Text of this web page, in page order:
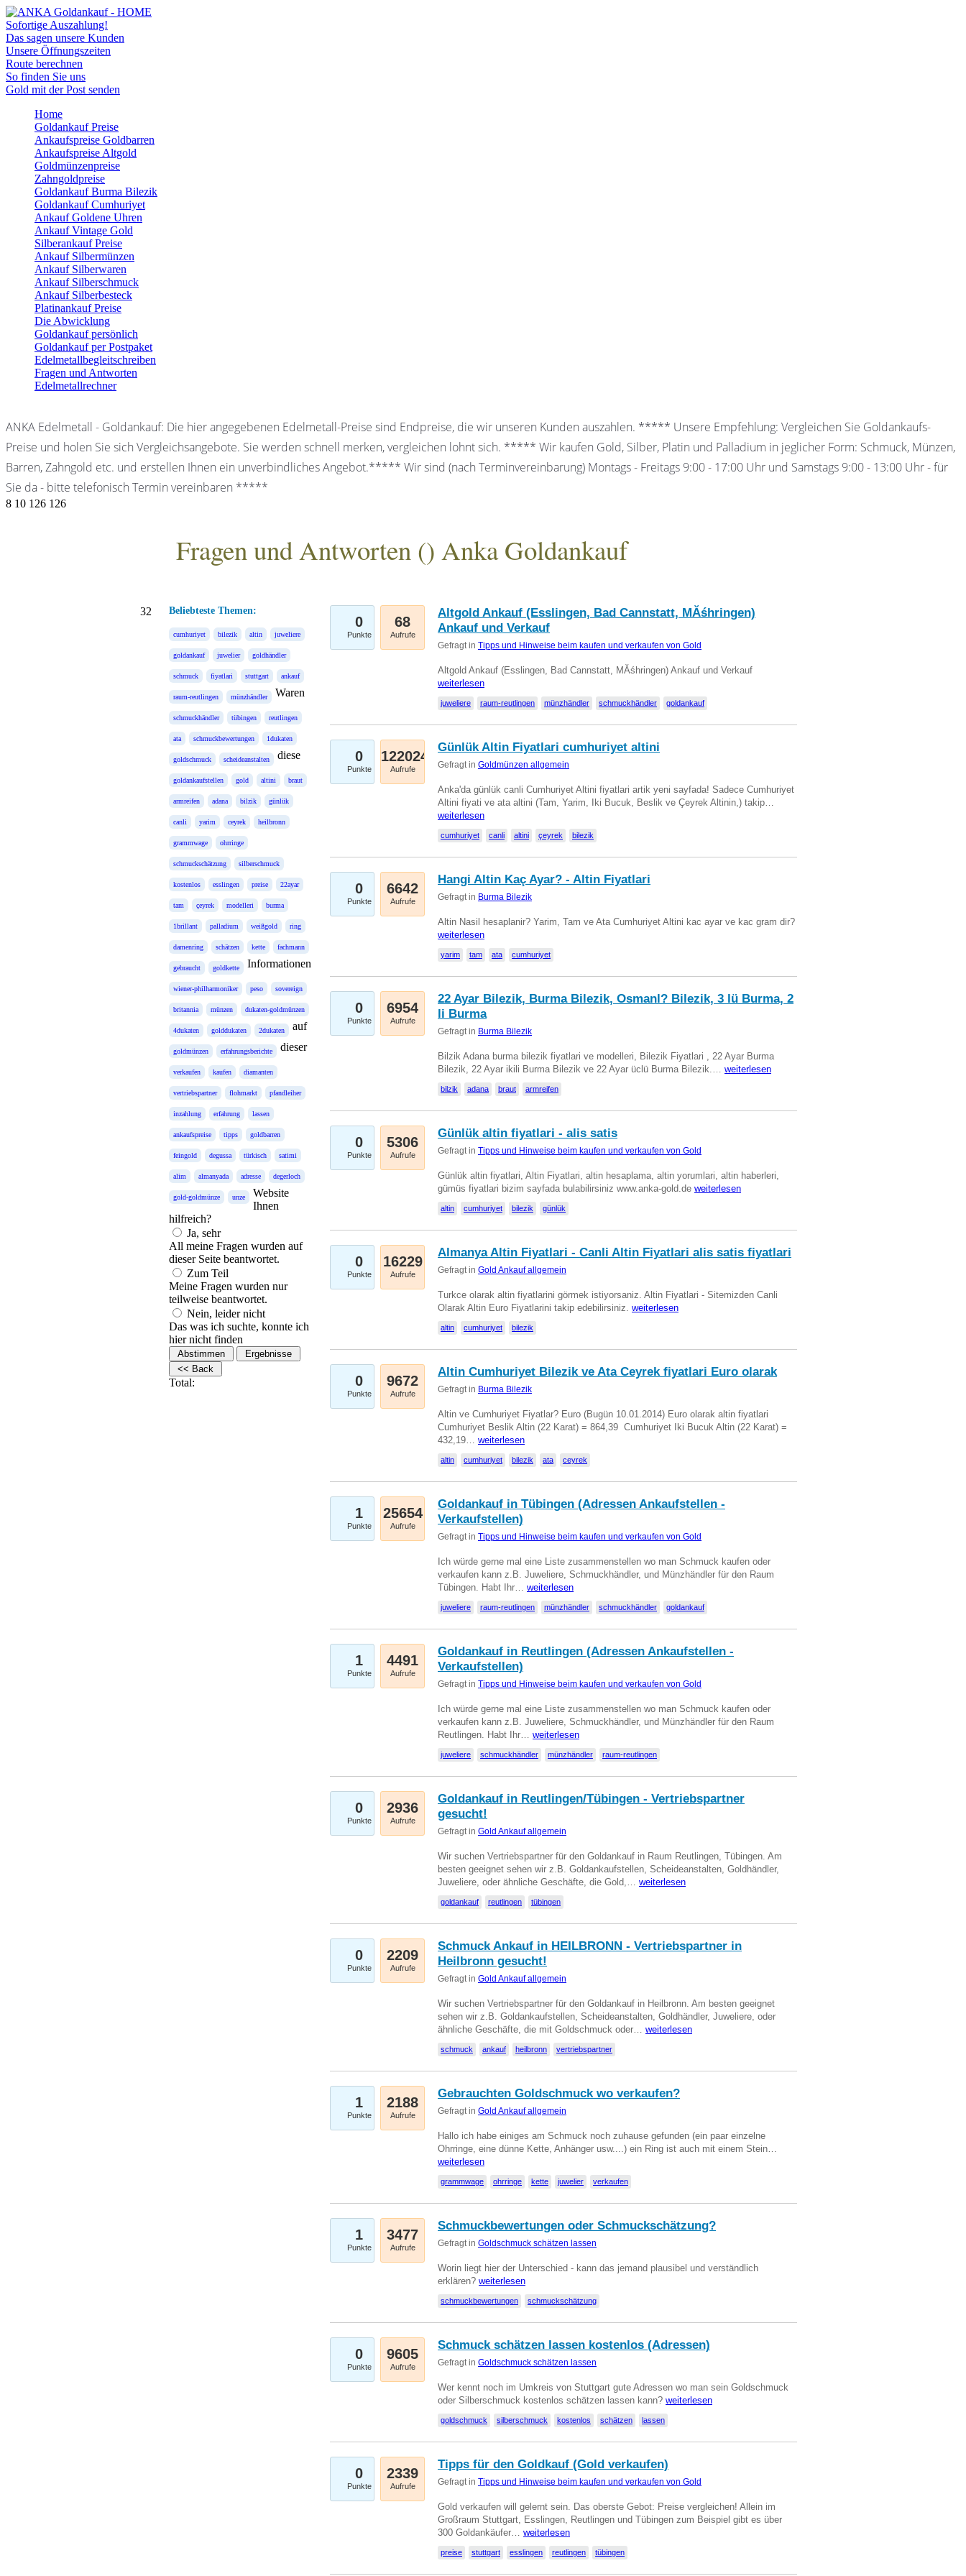
Sofortige Auszahlung!
Das sagen unsere Kunden
Unsere Öffnungszeiten
Route berechnen
So finden Sie uns
Gold mit der Post senden
Home
Goldankauf Preise
Ankaufspreise Goldbarren
Ankaufspreise Altgold
Goldmünzenpreise
Zahngoldpreise
Goldankauf Burma Bilezik
Goldankauf Cumhuriyet
Ankauf Goldene Uhren
Ankauf Vintage Gold
Silberankauf Preise
Ankauf Silbermünzen
Ankauf Silberwaren
Ankauf Silberschmuck
Ankauf Silberbesteck
Platinankauf Preise
Die Abwicklung
Goldankauf persönlich
Goldankauf per Postpaket
Edelmetallbegleitschreiben
Fragen und Antworten
Edelmetallrechner
ANKA Edelmetall - Goldankauf: Die hier angegebenen Edelmetall-Preise sind Endpreise, die wir unseren Kunden auszahlen. ***** Unsere Empfehlung: Vergleichen Sie Goldankaufs-
Preise und holen Sie sich Vergleichsangebote. Sie werden schnell merken, vergleichen lohnt sich. ***** Wir kaufen Gold, Silber, Platin und Palladium in jeglicher Form: Schmuck, Münzen,
Barren, Zahngold etc. und erstellen Ihnen ein unverbindliches Angebot.***** Wir sind (nach Terminvereinbarung) Montags - Freitags 9:00 - 17:00 Uhr und Samstags 9:00 - 13:00 Uhr - für
Sie da - bitte telefonisch Termin vereinbaren *****
8 10 126 126
Fragen und Antworten () Anka Goldankauf
Beliebteste Themen:
cumhuriyet bilezik altin juweliere
goldankauf juwelier goldhändler
schmuck fiyatlari stuttgart ankauf
raum-reutlingen münzhändler
schmuckhändler tübingen reutlingen
ata schmuckbewertungen 1dukaten
goldschmuck scheideanstalten
goldankaufstellen gold altini braut
armreifen adana bilzik günlük
canli yarim ceyrek heilbronn
grammwage ohrringe
schmuckschätzung silberschmuck
kostenlos esslingen preise 22ayar
tam çeyrek modelleri burma
1brillant palladium weißgold ring
damenring schätzen kette fachmann
gebraucht goldkette
wiener-philharmoniker peso sovereign
britannia münzen dukaten-goldmünzen
4dukaten golddukaten 2dukaten
goldmünzen erfahrungsberichte
verkaufen kaufen diamanten
vertriebspartner flohmarkt pfandleiher
inzahlung erfahrung lassen
ankaufspreise tipps goldbarren
feingold degussa türkisch satimi
alim almanyada adresse degerloch
gold-goldmünze unze
Waren
diese
Informationen
auf
dieser
Website
Ihnen
hilfreich?
Ja, sehr
All meine Fragen wurden auf
dieser Seite beantwortet.
Zum Teil
Meine Fragen wurden nur
teilweise beantwortet.
Nein, leider nicht
Das was ich suchte, konnte ich
hier nicht finden
Total:
0
Punkte
68
Aufrufe
Altgold Ankauf (Esslingen, Bad Cannstatt, MĂśhringen)
Ankauf und Verkauf
Gefragt in Tipps und Hinweise beim kaufen und verkaufen von Gold
Altgold Ankauf (Esslingen, Bad Cannstatt, MĂśhringen) Ankauf und Verkauf
weiterlesen
juweliere raum-reutlingen münzhändler schmuckhändler goldankauf
0
Punkte
122024
Aufrufe
Günlük Altin Fiyatlari cumhuriyet altini
Gefragt in Goldmünzen allgemein
Anka'da günlük canli Cumhuriyet Altini fiyatlari artik yeni sayfada! Sadece Cumhuriyet
Altini fiyati ve ata altini (Tam, Yarim, Iki Bucuk, Beslik ve Çeyrek Altinin,) takip…
weiterlesen
cumhuriyet canli altini çeyrek bilezik
0
Punkte
6642
Aufrufe
Hangi Altin Kaç Ayar? - Altin Fiyatlari
Gefragt in Burma Bilezik
Altin Nasil hesaplanir? Yarim, Tam ve Ata Cumhuriyet Altini kac ayar ve kac gram dir?
weiterlesen
yarim tam ata cumhuriyet
0
Punkte
6954
Aufrufe
22 Ayar Bilezik, Burma Bilezik, Osmanl? Bilezik, 3 lü Burma, 2
li Burma
Gefragt in Burma Bilezik
Bilzik Adana burma bilezik fiyatlari ve modelleri, Bilezik Fiyatlari , 22 Ayar Burma
Bilezik, 22 Ayar ikili Burma Bilezik ve 22 Ayar üclü Burma Bilezik.… weiterlesen
bilzik adana braut armreifen
0
Punkte
5306
Aufrufe
Günlük altin fiyatlari - alis satis
Gefragt in Tipps und Hinweise beim kaufen und verkaufen von Gold
Günlük altin fiyatlari, Altin Fiyatlari, altin hesaplama, altin yorumlari, altin haberleri,
gümüs fiyatlari bizim sayfada bulabilirsiniz www.anka-gold.de weiterlesen
altin cumhuriyet bilezik günlük
0
Punkte
16229
Aufrufe
Almanya Altin Fiyatlari - Canli Altin Fiyatlari alis satis fiyatlari
Gefragt in Gold Ankauf allgemein
Turkce olarak altin fiyatlarini görmek istiyorsaniz. Altin Fiyatlari - Sitemizden Canli
Olarak Altin Euro Fiyatlarini takip edebilirsiniz. weiterlesen
altin cumhuriyet bilezik
0
Punkte
9672
Aufrufe
Altin Cumhuriyet Bilezik ve Ata Ceyrek fiyatlari Euro olarak
Gefragt in Burma Bilezik
Altin ve Cumhuriyet Fiyatlar? Euro (Bugün 10.01.2014) Euro olarak altin fiyatlari
Cumhuriyet Beslik Altin (22 Karat) = 864,39  Cumhuriyet Iki Bucuk Altin (22 Karat) =
432,19… weiterlesen
altin cumhuriyet bilezik ata ceyrek
1
Punkte
25654
Aufrufe
Goldankauf in Tübingen (Adressen Ankaufstellen -
Verkaufstellen)
Gefragt in Tipps und Hinweise beim kaufen und verkaufen von Gold
Ich würde gerne mal eine Liste zusammenstellen wo man Schmuck kaufen oder
verkaufen kann z.B. Juweliere, Schmuckhändler, und Münzhändler für den Raum
Tübingen. Habt Ihr… weiterlesen
juweliere raum-reutlingen münzhändler schmuckhändler goldankauf
1
Punkte
4491
Aufrufe
Goldankauf in Reutlingen (Adressen Ankaufstellen -
Verkaufstellen)
Gefragt in Tipps und Hinweise beim kaufen und verkaufen von Gold
Ich würde gerne mal eine Liste zusammenstellen wo man Schmuck kaufen oder
verkaufen kann z.B. Juweliere, Schmuckhändler, und Münzhändler für den Raum
Reutlingen. Habt Ihr… weiterlesen
juweliere schmuckhändler münzhändler raum-reutlingen
0
Punkte
2936
Aufrufe
Goldankauf in Reutlingen/Tübingen - Vertriebspartner
gesucht!
Gefragt in Gold Ankauf allgemein
Wir suchen Vertriebspartner für den Goldankauf in Raum Reutlingen, Tübingen. Am
besten geeignet sehen wir z.B. Goldankaufstellen, Scheideanstalten, Goldhändler,
Juweliere, oder ähnliche Geschäfte, die Gold,… weiterlesen
goldankauf reutlingen tübingen
0
Punkte
2209
Aufrufe
Schmuck Ankauf in HEILBRONN - Vertriebspartner in
Heilbronn gesucht!
Gefragt in Gold Ankauf allgemein
Wir suchen Vertriebspartner für den Goldankauf in Heilbronn. Am besten geeignet
sehen wir z.B. Goldankaufstellen, Scheideanstalten, Goldhändler, Juweliere, oder
ähnliche Geschäfte, die mit Goldschmuck oder… weiterlesen
schmuck ankauf heilbronn vertriebspartner
1
Punkte
2188
Aufrufe
Gebrauchten Goldschmuck wo verkaufen?
Gefragt in Gold Ankauf allgemein
Hallo ich habe einiges am Schmuck noch zuhause gefunden (ein paar einzelne
Ohrringe, eine dünne Kette, Anhänger usw....) ein Ring ist auch mit einem Stein…
weiterlesen
grammwage ohrringe kette juwelier verkaufen
1
Punkte
3477
Aufrufe
Schmuckbewertungen oder Schmuckschätzung?
Gefragt in Goldschmuck schätzen lassen
Worin liegt hier der Unterschied - kann das jemand plausibel und verständlich
erklären? weiterlesen
schmuckbewertungen schmuckschätzung
0
Punkte
9605
Aufrufe
Schmuck schätzen lassen kostenlos (Adressen)
Gefragt in Goldschmuck schätzen lassen
Wer kennt noch im Umkreis von Stuttgart gute Adressen wo man sein Goldschmuck
oder Silberschmuck kostenlos schätzen lassen kann? weiterlesen
goldschmuck silberschmuck kostenlos schätzen lassen
0
Punkte
2339
Aufrufe
Tipps für den Goldkauf (Gold verkaufen)
Gefragt in Tipps und Hinweise beim kaufen und verkaufen von Gold
Gold verkaufen will gelernt sein. Das oberste Gebot: Preise vergleichen! Allein im
Großraum Stuttgart, Esslingen, Reutlingen und Tübingen zum Beispiel gibt es über
300 Goldankäufer… weiterlesen
preise stuttgart esslingen reutlingen tübingen
32